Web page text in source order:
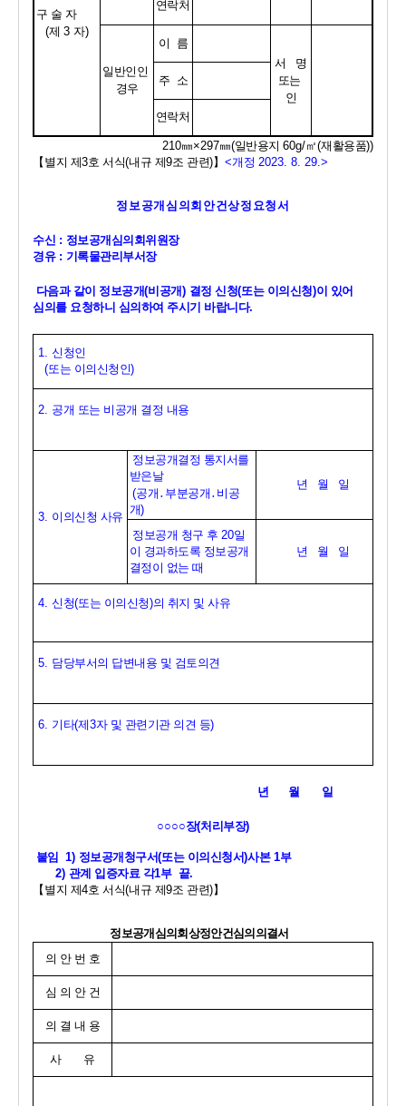
구 술 자
(제 3 자)
연락처
일반인인
경우
이  름
서   명
또는
인
주  소
연락처
210㎜×297㎜(일반용지 60g/㎡(재활용품))
【 별지 제3호 서식(내규 제9조 관련)】 <개정 2023. 8. 29.>
정보공개심의회안건상정요청서
수신 : 정보공개심의회위원장
경유 : 기록물관리부서장
다음과 같이 정보공개(비공개) 결정 신청(또는 이의신청)이 있어
심의를 요청하니 심의하여 주시기 바랍니다.
1. 신청인
(또는 이의신청인)
2. 공개 또는 비공개 결정 내용
3. 이의신청 사유
정보공개결정 통지서를
받은날
(공개 ․ 부분공개 ․ 비공
개)
년   월   일
정보공개 청구 후 20일
이 경과하도록 정보공개
결정이 없는 때
년   월   일
4. 신청(또는 이의신청)의 취지 및 사유
5. 담당부서의 답변내용 및 검토의견
6. 기타(제3자 및 관련기관 의견 등)
년      월       일
○○○○장(처리부장)
붙임 1) 정보공개청구서(또는 이의신청서)사본 1부
2) 관계 입증자료 각1부  끝.
【 별지 제4호 서식(내규 제9조 관련)】
정보공개심의회상정안건심의의결서
의 안 번 호
심 의 안 건
의 결 내 용
사       유